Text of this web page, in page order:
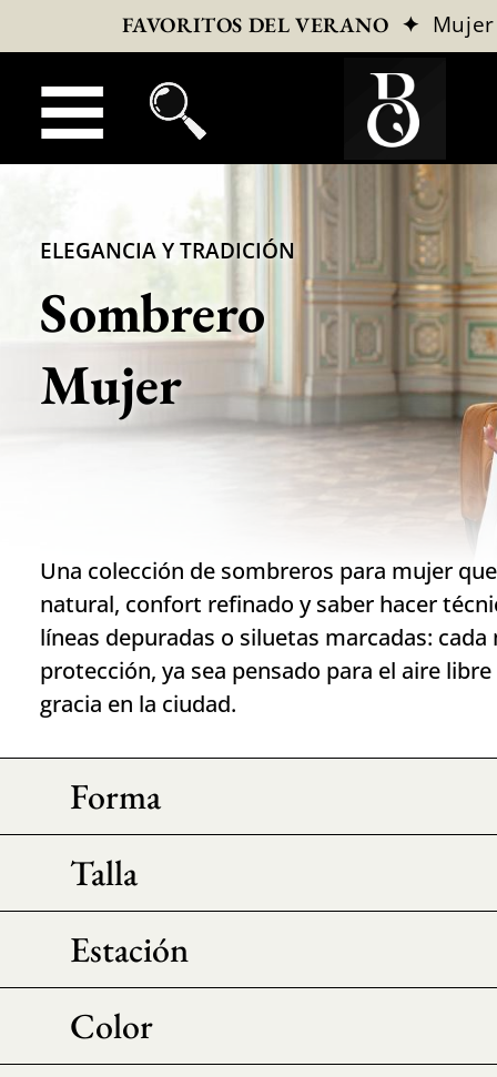
FAVORITOS DEL VERANO ✦ Mujer
ELEGANCIA Y TRADICIÓN
Sombrero
Mujer
Una colección de sombreros para mujer
natural, confort refinado y saber hacer
líneas depuradas o siluetas marcadas:
protección, ya sea pensado para el aire
gracia en la ciudad.
Forma
Talla
Estación
Color